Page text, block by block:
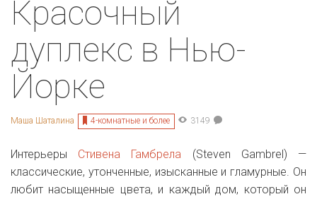
Красочный
дуплекс в Нью-
Йорке
Маша Шаталина 4-комнатные и более 3149
Интерьеры Стивена Гамбрела (Steven Gambrel) —
классические, утонченные, изысканные и гламурные. Он
любит насыщенные цвета, и каждый дом, который он